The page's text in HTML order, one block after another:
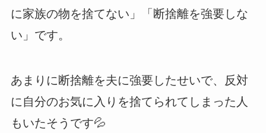
に家族の物を捨てない」「断捨離を強要しな
い」です。
あまりに断捨離を夫に強要したせいで、反対
に自分のお気に入りを捨てられてしまった人
もいたそうです💦